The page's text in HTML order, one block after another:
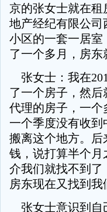
京的张女士就在
地产经纪有限公
小区的一套一居
了一个多月，房东
张女士：我在
了一个房子，然
代理的房子，一
一个季度没有收
搬离这个地方。
钱，说打算半个
介我们就找不到
房东现在又找到我
张女士意识到自